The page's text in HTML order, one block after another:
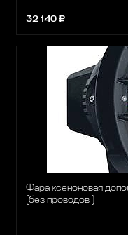
32 140 ₽
Фара ксеноновая
(без проводов )